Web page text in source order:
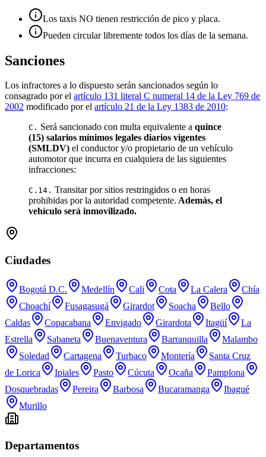
Los taxis NO tienen restricción de pico y placa.
Pueden circular libremente todos los días de la semana.
Sanciones
Los infractores a lo dispuesto serán sancionados según lo
consagrado por el artículo 131 literal C numeral 14 de la Ley 769 de
2002 modificado por el artículo 21 de la Ley 1383 de 2010:
C. Será sancionado con multa equivalente a quince
(15) salarios mínimos legales diarios vigentes
(SMLDV) el conductor y/o propietario de un vehículo
automotor que incurra en cualquiera de las siguientes
infracciones:
C.14. Transitar por sitios restringidos o en horas
prohibidas por la autoridad competente. Además, el
vehículo será inmovilizado.
Ciudades
Bogotá D.C. Medellín Cali Cota La Calera
Chía
Choachí
Fusagasugá Girardot Soacha
Bello
Caldas
Copacabana Envigado Girardota Itagüí
La
Estrella
Sabaneta Buenaventura Barranquilla
Malambo
Soledad
Cartagena Turbaco Montería
Santa Cruz
de Lorica
Ipiales Pasto Cúcuta Ocaña
Pamplona
Dosquebradas
Pereira Barbosa Bucaramanga
Ibagué
Murillo
Departamentos